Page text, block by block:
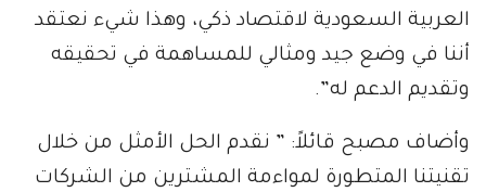
العربية السعودية لاقتصاد ذكي، وهذا شيء نعتقد
أننا في وضع جيد ومثالي للمساهمة في تحقيقه
وتقديم الدعم له”.
وأضاف مصبح قائلاً: ” نقدم الحل الأمثل من خلال
تقنيتنا المتطورة لمواءمة المشترين من الشركات